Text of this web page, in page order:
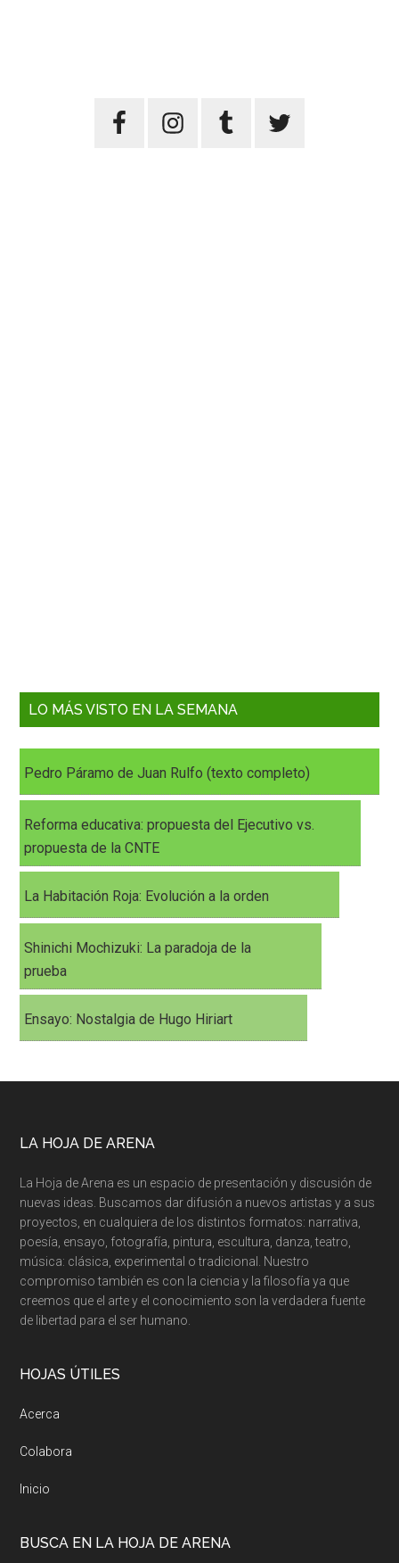
LO MÁS VISTO EN LA SEMANA
Pedro Páramo de Juan Rulfo (texto completo)
Reforma educativa: propuesta del Ejecutivo vs.
propuesta de la CNTE
La Habitación Roja: Evolución a la orden
Shinichi Mochizuki: La paradoja de la
prueba
Ensayo: Nostalgia de Hugo Hiriart
LA HOJA DE ARENA
La Hoja de Arena es un espacio de presentación y discusión de
nuevas ideas. Buscamos dar difusión a nuevos artistas y a sus
proyectos, en cualquiera de los distintos formatos: narrativa,
poesía, ensayo, fotografía, pintura, escultura, danza, teatro,
música: clásica, experimental o tradicional. Nuestro
compromiso también es con la ciencia y la filosofía ya que
creemos que el arte y el conocimiento son la verdadera fuente
de libertad para el ser humano.
HOJAS ÚTILES
Acerca
Colabora
Inicio
BUSCA EN LA HOJA DE ARENA